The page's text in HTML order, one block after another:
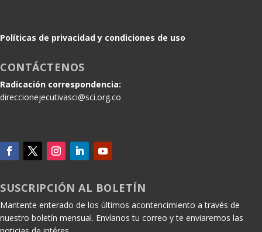
Políticas de privacidad y condiciones de uso
CONTÁCTENOS
Radicación correspondencia:
direccionejecutivasci@sci.org.co
SUSCRIPCIÓN AL BOLETÍN
Mantente enterado de los últimos acontencimiento a través de
nuestro boletín mensual. Envíanos tu correo y te enviaremos las